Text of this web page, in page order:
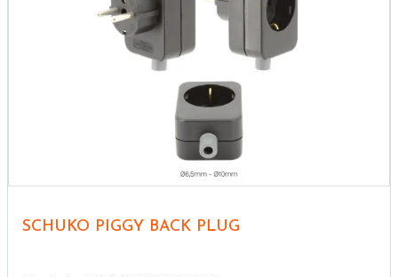
SCHUKO PIGGY BACK PLUG